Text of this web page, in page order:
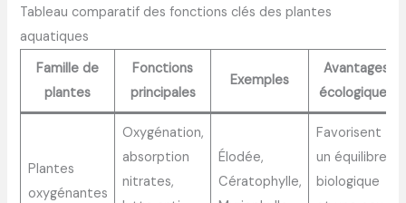
Tableau comparatif des fonctions clés des plantes
aquatiques
Famille de
plantes
Fonctions
principales
Exemples
Avantages
écologiques
Plantes
oxygénantes
Oxygénation,
absorption
nitrates,
Élodée,
Cératophylle,
Favorisent
un équilibre
biologique